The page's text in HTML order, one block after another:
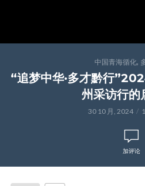
中国青海循化,
“追梦中华·多才黔行
州采访行的
30 10 月, 2024
加评论